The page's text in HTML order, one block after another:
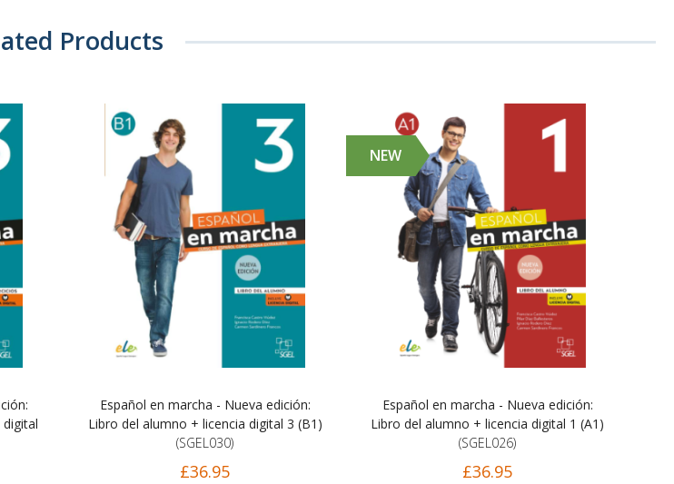
Products
Español en marcha - Nueva edición:
Libro del alumno + licencia digital 3 (B1)
(SGEL030)
£36.95
NEW
Español en marcha - Nueva edición:
Libro del alumno + licencia digital 1 (A1)
(SGEL026)
£36.95